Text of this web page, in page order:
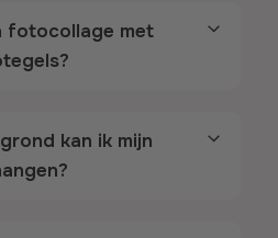
fotocollage met
kan ik mijn